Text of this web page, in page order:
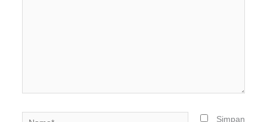
Name*
Simpan